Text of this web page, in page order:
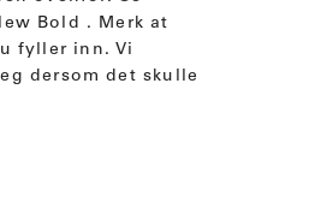
Bold . Merk at
fyller inn. Vi
dersom det skulle